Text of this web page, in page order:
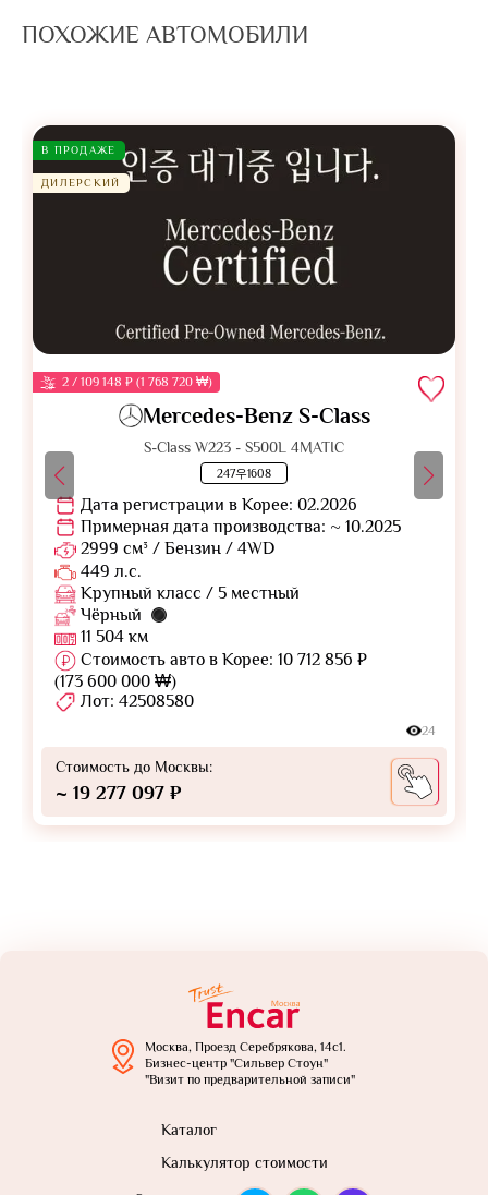
ПОХОЖИЕ АВТОМОБИЛИ
В ПРОДАЖЕ
ДИЛЕРСКИЙ
2 / 109 148 ₽ (1 768 720 ₩)
Mercedes-Benz S-Class
S-Class W223 - S500L 4MATIC
247우1608
Дата регистрации в Корее: 02.2026
Примерная дата производства: ~ 10.2025
2999 см³ / Бензин / 4WD
449 л.с.
Крупный класс / 5 местный
Чёрный
11 504 км
Стоимость авто в Корее: 10 712 856 ₽
(173 600 000 ₩)
Лот: 42508580
24
Стоимость до Москвы:
~ 19 277 097 ₽
Москва, Проезд Серебрякова, 14с1.
Бизнес-центр "Сильвер Стоун"
"Визит по предварительной записи"
Каталог
Калькулятор стоимости